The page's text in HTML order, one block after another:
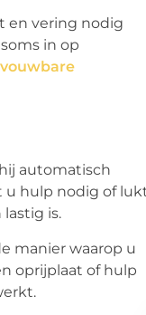
en vering nodig
in op
automatisch
u hulp nodig of
is.
manier waarop u
oprijplaat of hulp